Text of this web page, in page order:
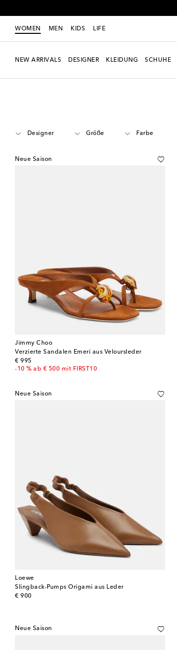
WOMEN MEN KIDS LIFE
NEW ARRIVALS DESIGNER KLEIDUNG SCHUHE
Designer Größe Farbe
Neue Saison
Jimmy Choo
Verzierte Sandalen Emeri aus Veloursleder
€ 995
original price
-10 % ab € 500 mit FIRST10
Neue Saison
Loewe
Slingback-Pumps Origami aus Leder
€ 900
original price
Neue Saison